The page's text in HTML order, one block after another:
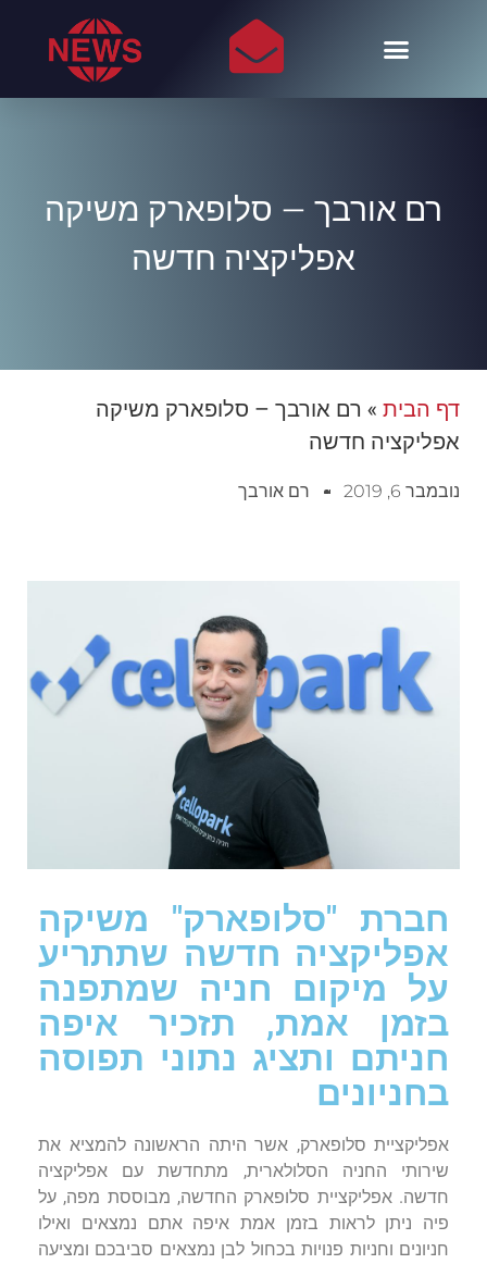
רם אורבך – סלופארק משיקה
אפליקציה חדשה
דף הבית » רם אורבך – סלופארק משיקה
אפליקציה חדשה
נובמבר 6, 2019 רם אורבך
חברת "סלופארק" משיקה
אפליקציה חדשה שתתריע
על מיקום חניה שמתפנה
בזמן אמת, תזכיר איפה
חניתם ותציג נתוני תפוסה
בחניונים
אפליקציית סלופארק, אשר היתה הראשונה להמציא את
שירותי החניה הסלולארית, מתחדשת עם אפליקציה
חדשה. אפליקציית סלופארק החדשה, מבוססת מפה, על
פיה ניתן לראות בזמן אמת איפה אתם נמצאים ואילו
חניונים וחניות פנויות בכחול לבן נמצאים סביבכם ומציעה